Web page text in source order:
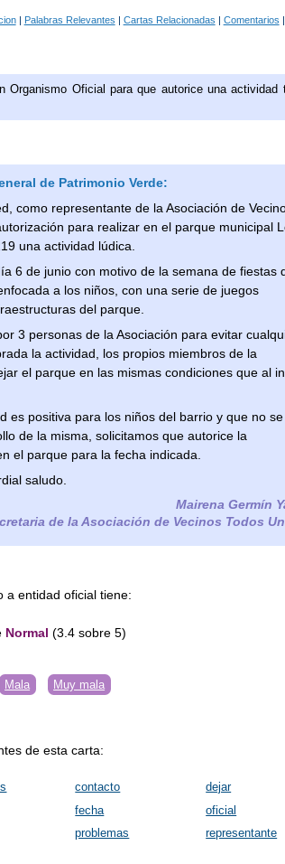
| Palabras Relevantes | Cartas Relacionadas | Comentarios |
Organismo Oficial para que autorice una actividad
de Patrimonio Verde:
como representante de la Asociación de
para realizar en el parque municipal
una actividad lúdica.
6 de junio con motivo de la semana de fiestas
a los niños, con una serie de juegos
del parque.
3 personas de la Asociación para evitar
la actividad, los propios miembros de la
el parque en las mismas condiciones que al
es positiva para los niños del barrio y que no se
de la misma, solicitamos que autorice la
el parque para la fecha indicada.
saludo.
Mairena Germín
de la Asociación de Vecinos Todos
a entidad oficial tiene:
Normal (3.4sobre 5)
Mala Muy mala
de esta carta:
contacto
dejar
fecha
oficial
problemas
representante